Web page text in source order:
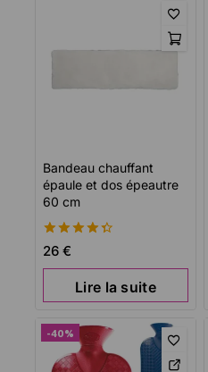
Bandeau chauffant
épaule et dos épeautre
60 cm
4.44
26 €
Lire la suite
-40%